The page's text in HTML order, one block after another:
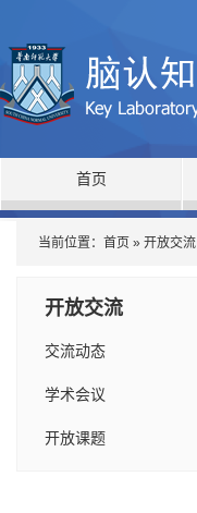
首页
当前位置： 首页 » 开放交流
开放交流
交流动态
学术会议
开放课题